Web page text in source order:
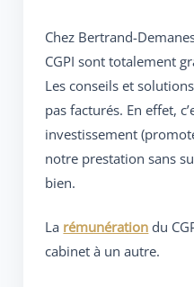
Chez Bertrand-
CGPI sont totalement
Les conseils et
pas facturés. En effet,
investissement
notre prestation sans
bien.
La rémunération du
cabinet à un autre.